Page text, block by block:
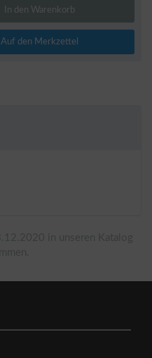
In den Warenkorb
Auf den Merkzettel